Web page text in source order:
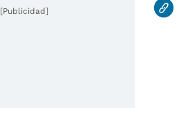
[Publicidad]